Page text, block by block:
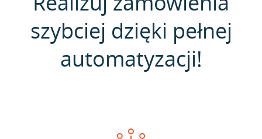
szybciej dzięki pełnej
automatyzacji!